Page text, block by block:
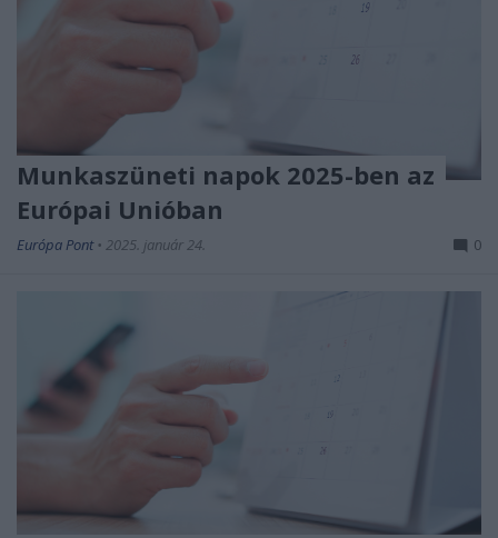
Munkaszüneti napok 2025-ben az
Európai Unióban
Európa Pont • 2025. január 24. 0